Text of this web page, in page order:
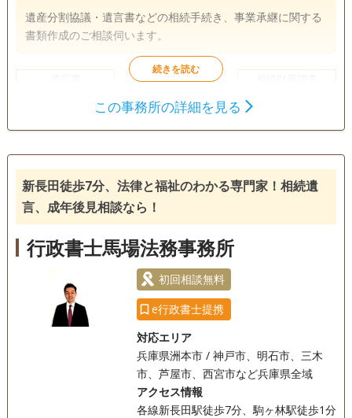
遺産分割協議・遺言書などの相続手続き、事業承継に関する
書類作成のご相談伺います。
遺産分割
銀行手続き
相続人調査
訪問可 土日相談可 18時以降相談可
この事務所の詳細を見る
新長田徒歩7分、法律と福祉のわかる専門家！相続遺
言、成年後見相談なら！
行政書士馬場法務事務所
初回相談無料
e行政書士提携
対応エリア
兵庫県洲本市 / 神戸市、明石市、三木
市、芦屋市、西宮市など兵庫県全域
アクセス情報
各線新長田駅徒歩7分、駒ヶ林駅徒歩1分